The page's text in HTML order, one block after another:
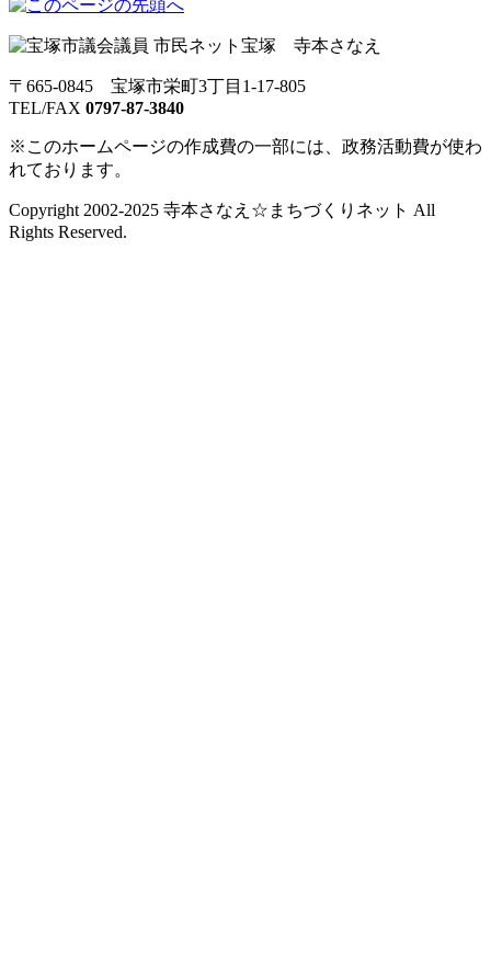
〒665-0845 宝塚市栄町3丁目1-17-805
TEL/FAX 0797-87-3840
※このホームページの作成費の一部には、政務活動費が使わ
れております。
Copyright 2002-2025 寺本さなえ☆まちづくりネット All
Rights Reserved.